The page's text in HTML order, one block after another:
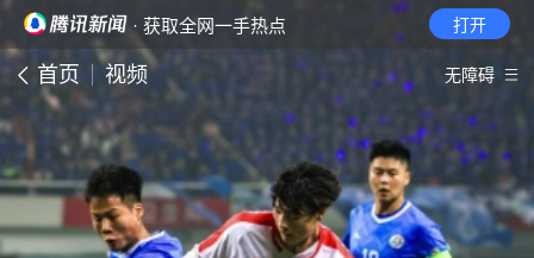
· 获取全网一手热点 打开
首页 视频 无障碍